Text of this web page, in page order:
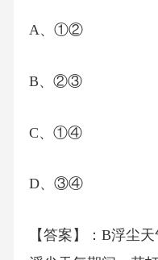
A、①②
B、②③
C、①④
D、③④
【答案】：B浮尘